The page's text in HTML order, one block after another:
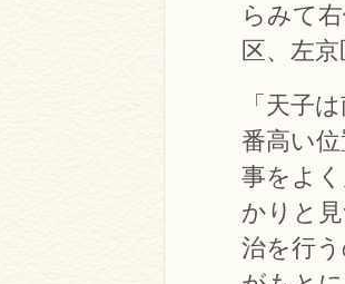
らみて
区、左
「天子
番高い
事をよ
かりと
治を行